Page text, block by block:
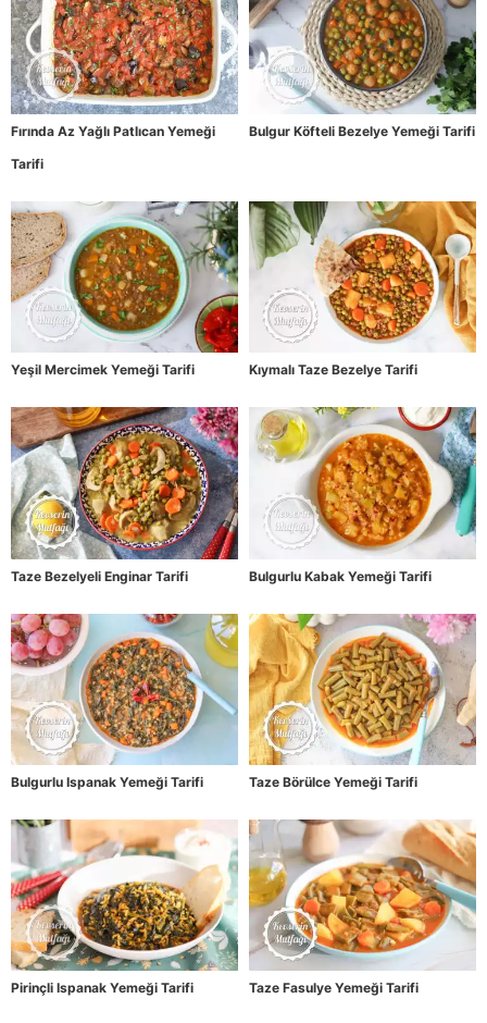
Fırında Az Yağlı Patlıcan Yemeği
Tarifi
Bulgur Köfteli Bezelye Yemeği Tarifi
Yeşil Mercimek Yemeği Tarifi Kıymalı Taze Bezelye Tarifi
Taze Bezelyeli Enginar Tarifi Bulgurlu Kabak Yemeği Tarifi
Bulgurlu Ispanak Yemeği Tarifi Taze Börülce Yemeği Tarifi
Pirinçli Ispanak Yemeği Tarifi Taze Fasulye Yemeği Tarifi